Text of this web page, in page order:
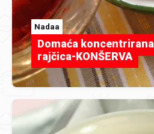
Nadaa
Domaća koncentrirana
rajčica-KONŠERVA